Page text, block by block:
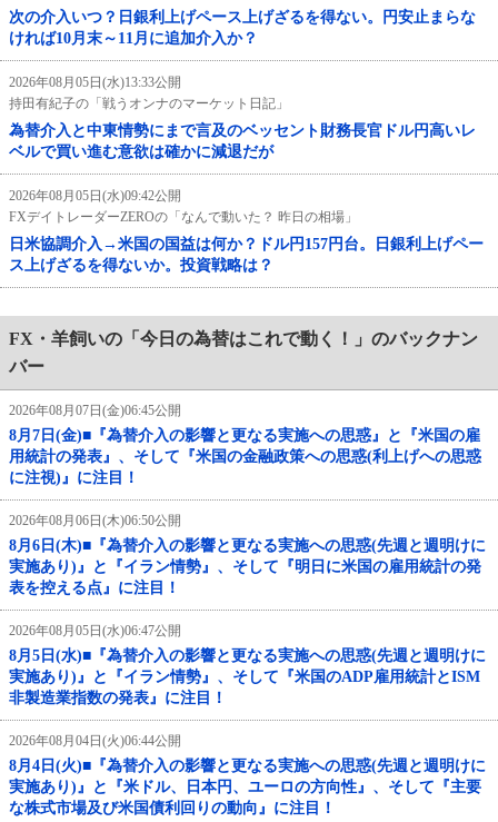
次の介入いつ？日銀利上げペース上げざるを得ない。円安止まらな
ければ10月末～11月に追加介入か？
2026年08月05日(水)13:33公開
持田有紀子の「戦うオンナのマーケット日記」
為替介入と中東情勢にまで言及のベッセント財務長官ドル円高いレ
ベルで買い進む意欲は確かに減退だが
2026年08月05日(水)09:42公開
FXデイトレーダーZEROの「なんで動いた？ 昨日の相場」
日米協調介入→米国の国益は何か？ドル円157円台。日銀利上げペー
ス上げざるを得ないか。投資戦略は？
FX・羊飼いの「今日の為替はこれで動く！」のバックナン
バー
2026年08月07日(金)06:45公開
8月7日(金)■『為替介入の影響と更なる実施への思惑』と『米国の雇
用統計の発表』、そして『米国の金融政策への思惑(利上げへの思惑
に注視)』に注目！
2026年08月06日(木)06:50公開
8月6日(木)■『為替介入の影響と更なる実施への思惑(先週と週明けに
実施あり)』と『イラン情勢』、そして『明日に米国の雇用統計の発
表を控える点』に注目！
2026年08月05日(水)06:47公開
8月5日(水)■『為替介入の影響と更なる実施への思惑(先週と週明けに
実施あり)』と『イラン情勢』、そして『米国のADP雇用統計とISM
非製造業指数の発表』に注目！
2026年08月04日(火)06:44公開
8月4日(火)■『為替介入の影響と更なる実施への思惑(先週と週明けに
実施あり)』と『米ドル、日本円、ユーロの方向性』、そして『主要
な株式市場及び米国債利回りの動向』に注目！